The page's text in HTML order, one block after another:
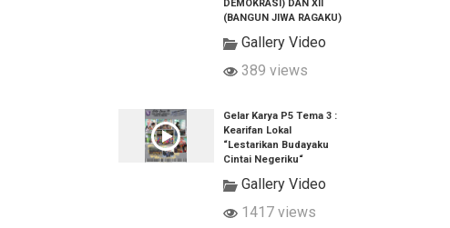
DEMOKRASI) DAN XII
(BANGUN JIWA RAGAKU)
Gallery Video
389 views
Gelar Karya P5 Tema 3 :
Kearifan Lokal
“Lestarikan Budayaku
Cintai Negeriku“
Gallery Video
1417 views